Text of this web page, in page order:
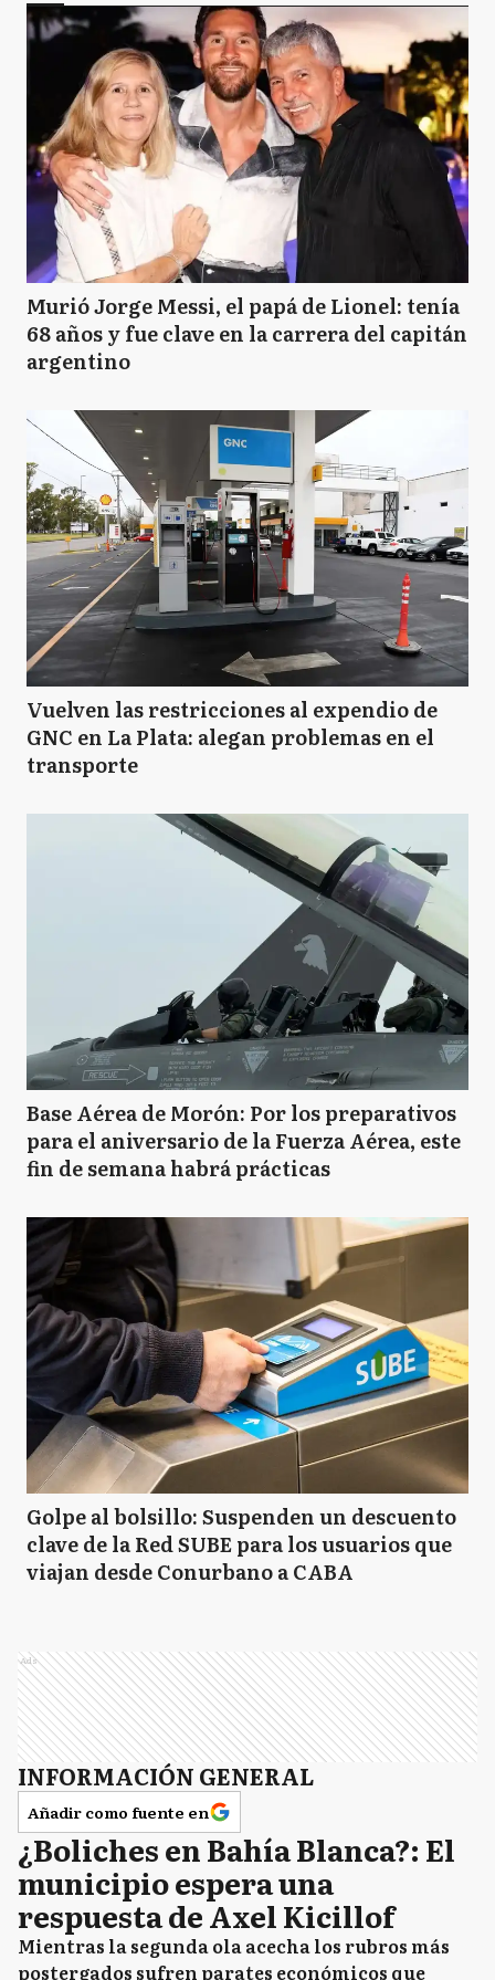
Murió Jorge Messi, el papá de Lionel: tenía
68 años y fue clave en la carrera del capitán
argentino
Vuelven las restricciones al expendio de
GNC en La Plata: alegan problemas en el
transporte
Base Aérea de Morón: Por los preparativos
para el aniversario de la Fuerza Aérea, este
fin de semana habrá prácticas
Golpe al bolsillo: Suspenden un descuento
clave de la Red SUBE para los usuarios que
viajan desde Conurbano a CABA
Ads
INFORMACIÓN GENERAL
Añadir como fuente en
¿Boliches en Bahía Blanca?: El
municipio espera una
respuesta de Axel Kicillof
Mientras la segunda ola acecha los rubros más
postergados sufren parates económicos que